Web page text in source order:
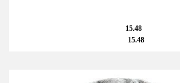
15.48
15.48